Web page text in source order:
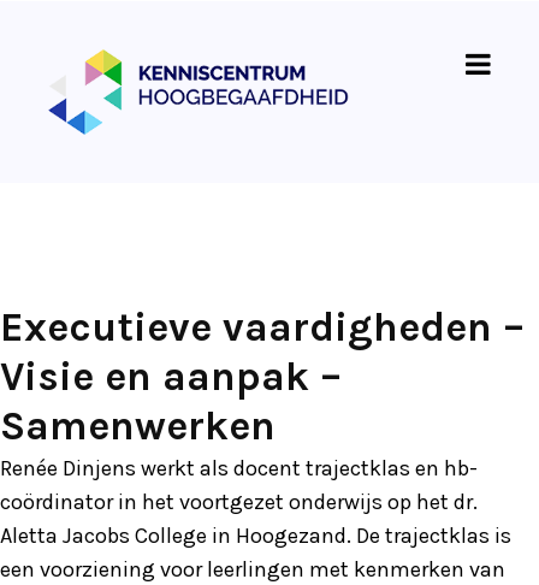
Executieve vaardigheden –
Visie en aanpak –
Samenwerken
Renée Dinjens werkt als docent trajectklas en hb-
coördinator in het voortgezet onderwijs op het dr.
Aletta Jacobs College in Hoogezand. De trajectklas is
een voorziening voor leerlingen met kenmerken van